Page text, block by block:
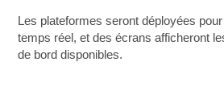
Les plateformes seront déployées
temps réel, et des écrans afficheront
de bord disponibles.